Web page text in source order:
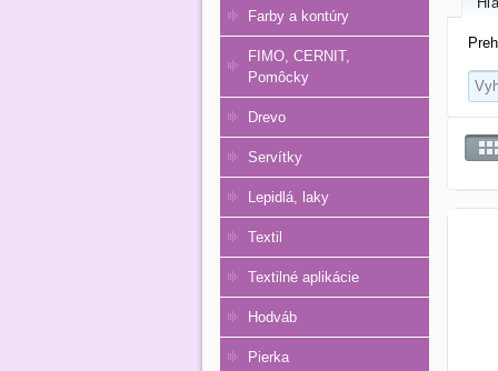
Farby a kontúry
FIMO, CERNIT,
Pomôcky
Drevo
Servítky
Lepidlá, laky
Textil
Textilné aplikácie
Hodváb
Pierka